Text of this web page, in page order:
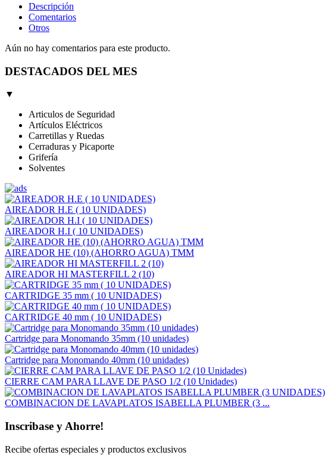
Descripción
Comentarios
Otros
Aún no hay comentarios para este producto.
DESTACADOS DEL MES
▼
Articulos de Seguridad
Artículos Eléctricos
Carretillas y Ruedas
Cerraduras y Picaporte
Grifería
Solventes
AIREADOR H.E ( 10 UNIDADES)
AIREADOR H.I ( 10 UNIDADES)
AIREADOR HE (10) (AHORRO AGUA) TMM
AIREADOR HI MASTERFILL 2 (10)
CARTRIDGE 35 mm ( 10 UNIDADES)
CARTRIDGE 40 mm ( 10 UNIDADES)
Cartridge para Monomando 35mm (10 unidades)
Cartridge para Monomando 40mm (10 unidades)
CIERRE CAM PARA LLAVE DE PASO 1/2 (10 Unidades)
COMBINACION DE LAVAPLATOS ISABELLA PLUMBER (3 ...
Inscribase y Ahorre!
Recibe ofertas especiales y productos exclusivos